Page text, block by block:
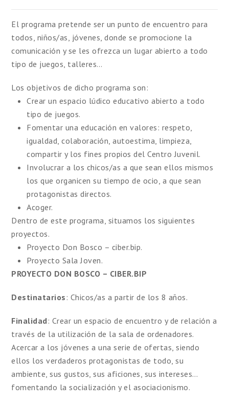
El programa pretende ser un punto de encuentro para
todos, niños/as, jóvenes, donde se promocione la
comunicación y se les ofrezca un lugar abierto a todo
tipo de juegos, talleres…
Los objetivos de dicho programa son:
Crear un espacio lúdico educativo abierto a todo
tipo de juegos.
Fomentar una educación en valores: respeto,
igualdad, colaboración, autoestima, limpieza,
compartir y los fines propios del Centro Juvenil.
Involucrar a los chicos/as a que sean ellos mismos
los que organicen su tiempo de ocio, a que sean
protagonistas directos.
Acoger.
Dentro de este programa, situamos los siguientes
proyectos.
Proyecto Don Bosco – ciber.bip.
Proyecto Sala Joven.
PROYECTO DON BOSCO – CIBER.BIP
Destinatarios : Chicos/as a partir de los 8 años.
Finalidad: Crear un espacio de encuentro y de relación a
través de la utilización de la sala de ordenadores.
Acercar a los jóvenes a una serie de ofertas, siendo
ellos los verdaderos protagonistas de todo, su
ambiente, sus gustos, sus aficiones, sus intereses…
fomentando la socialización y el asociacionismo.